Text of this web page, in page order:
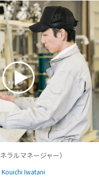
ルマネージャー）
Kouichi Iwatani